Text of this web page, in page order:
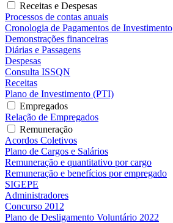
Receitas e Despesas
Processos de contas anuais
Cronologia de Pagamentos de Investimento
Demonstrações financeiras
Diárias e Passagens
Despesas
Consulta ISSQN
Receitas
Plano de Investimento (PTI)
Empregados
Relação de Empregados
Remuneração
Acordos Coletivos
Plano de Cargos e Salários
Remuneração e quantitativo por cargo
Remuneração e benefícios por empregado
SIGEPE
Administradores
Concurso 2012
Plano de Desligamento Voluntário 2022